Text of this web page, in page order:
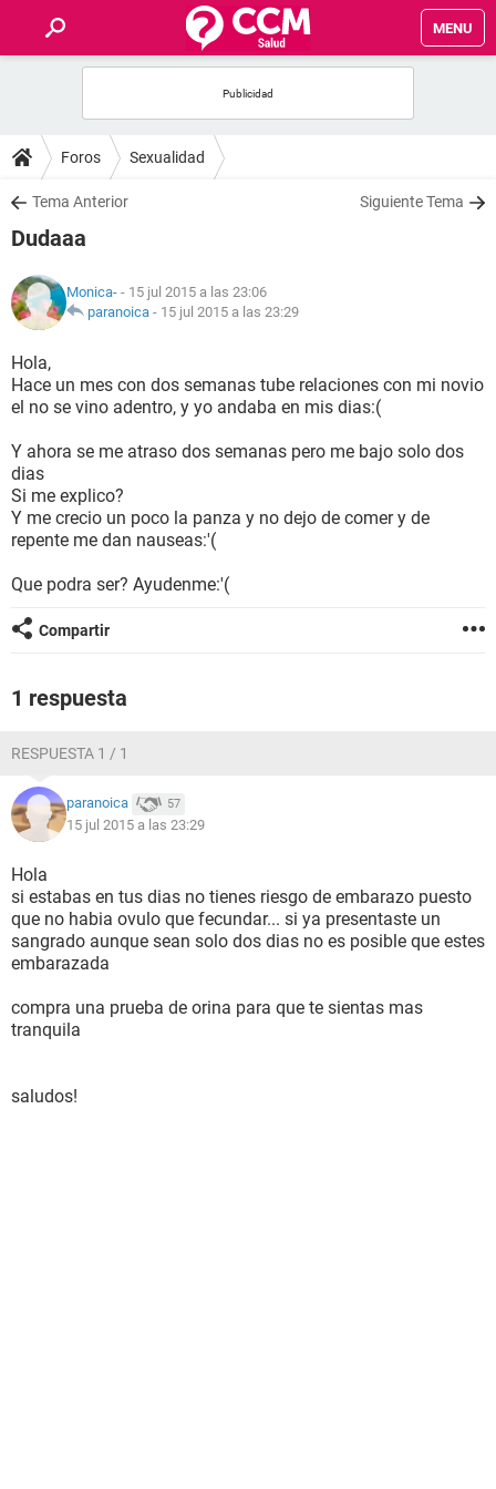
MENU
FOROS
SALUD
NUTRICIÓN
BIENESTAR
GLOSARIO
Foros Sexualidad
Tema Anterior Siguiente Tema
Dudaaa
Monica- - 15 jul 2015 a las 23:06
paranoica - 15 jul 2015 a las 23:29
Hola,
Hace un mes con dos semanas tube relaciones con mi novio
el no se vino adentro, y yo andaba en mis dias:(
Y ahora se me atraso dos semanas pero me bajo solo dos
dias
Si me explico?
Y me crecio un poco la panza y no dejo de comer y de
repente me dan nauseas:'(
Que podra ser? Ayudenme:'(
Compartir
1 respuesta
RESPUESTA 1 / 1
paranoica 57
15 jul 2015 a las 23:29
Hola
si estabas en tus dias no tienes riesgo de embarazo puesto
que no habia ovulo que fecundar... si ya presentaste un
sangrado aunque sean solo dos dias no es posible que estes
embarazada
compra una prueba de orina para que te sientas mas
tranquila
saludos!